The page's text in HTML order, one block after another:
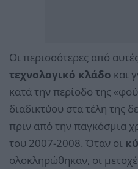
Οι περισσότερες από
τεχνολογικό κλάδο και
κατά την περίοδο της
διαδικτύου στα τέλη της
πριν από την παγκόσμια
του 2007-2008. Όταν οι
ολοκληρώθηκαν, οι